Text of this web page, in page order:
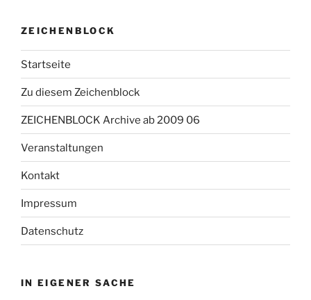
ZEICHENBLOCK
Startseite
Zu diesem Zeichenblock
ZEICHENBLOCK Archive ab 2009 06
Veranstaltungen
Kontakt
Impressum
Datenschutz
IN EIGENER SACHE